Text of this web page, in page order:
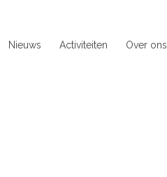
Nieuws Activiteiten Over ons